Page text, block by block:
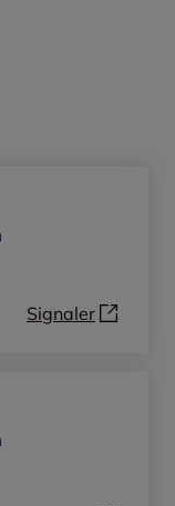
Signaler